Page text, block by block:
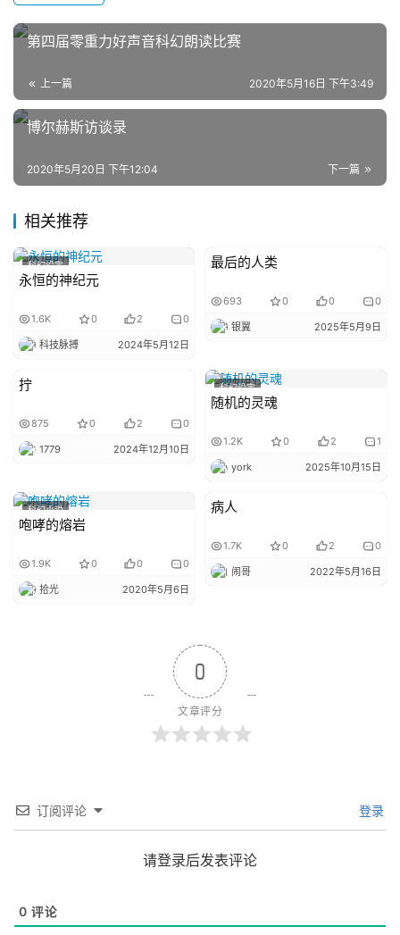
第四届零重力好声音科幻朗读比赛
上一篇 2020年5月16日 下午3:49
博尔赫斯访谈录
下一篇
2020年5月20日 下午12:04
相关推荐
科幻设定
永恒的神纪元
1.6K 0 2 0
科技脉搏 2024年5月12日
投稿科幻小说
最后的人类
693 0 0 0
银翼 2025年5月9日
投稿科幻小说
拧
875 0 2 0
1779 2024年12月10日
科幻设定
随机的灵魂
1.2K 0 2 1
york 2025年10月15日
科幻小说
咆哮的熔岩
1.9K 0 0 0
拾光 2020年5月6日
投稿科幻小说
病人
1.7K 0 2 0
闹哥 2022年5月16日
0
文章评分
订阅评论 登录
请登录后发表评论
0 评论